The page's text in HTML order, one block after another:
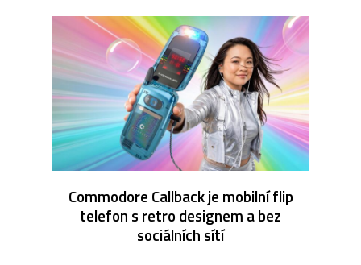
Commodore Callback je mobilní flip
telefon s retro designem a bez
sociálních sítí